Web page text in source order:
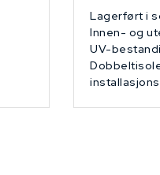
Lagerført i
Innen- og
UV-